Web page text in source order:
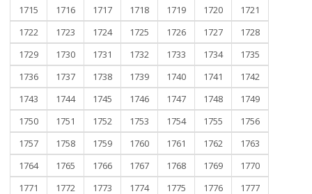
1715 1716 1717 1718 1719 1720
1721
1722
1723 1724 1725 1726 1727
1728
1729
1730 1731 1732 1733 1734
1735
1736
1737 1738 1739 1740 1741
1742
1743
1744 1745 1746 1747 1748
1749
1750
1751 1752 1753 1754 1755
1756
1757
1758 1759 1760 1761 1762
1763
1764
1765 1766 1767 1768 1769
1770
1771
1772 1773 1774 1775 1776
1777